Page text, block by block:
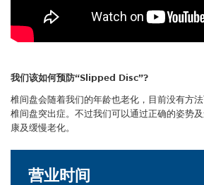
我们该如何预防“Slipped Disc”?
椎间盘会随着我们的年龄也老化，目前没有方
椎间盘突出症。不过我们可以通过正确的姿势
康及缓慢老化。
营业时间